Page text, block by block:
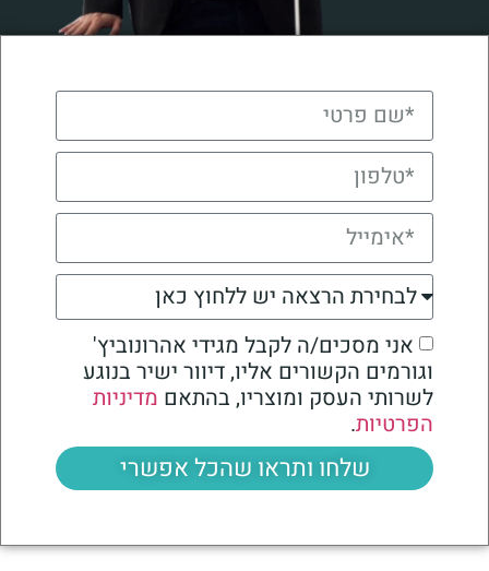
אני מסכים/ה לקבל מגידי אהרונוביץ'
וגורמים הקשורים אליו, דיוור ישיר בנוגע
לשרותי העסק ומוצריו, בהתאם מדיניות
הפרטיות.
שלחו ותראו שהכל אפשרי